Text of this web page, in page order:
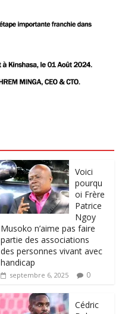
Voici
pourqu
oi Frère
Patrice
Ngoy
Musoko n’aime pas faire
partie des associations
des personnes vivant avec
handicap
septembre 6, 2025 0
‎Cédric